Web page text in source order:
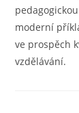
moderní
ve prospěch
vzdělávání.